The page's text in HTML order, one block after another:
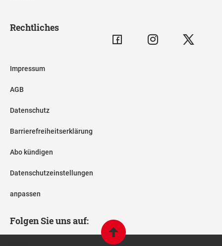
Rechtliches
Impressum
AGB
Datenschutz
Barrierefreiheitserklärung
Abo kündigen
Datenschutzeinstellungen
anpassen
Folgen Sie uns auf: